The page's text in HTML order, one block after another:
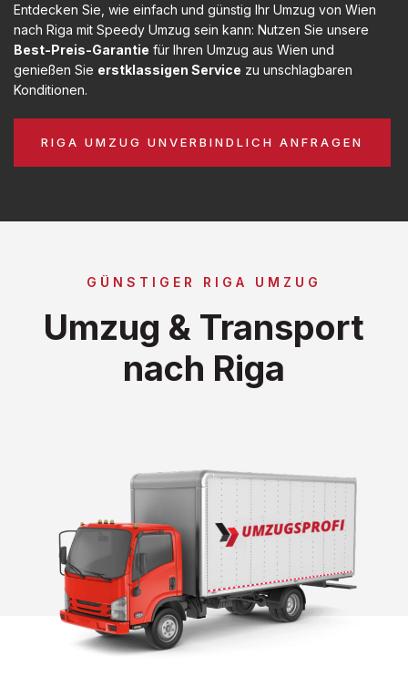
Entdecken Sie, wie einfach und günstig Ihr Umzug von Wien
nach Riga mit Speedy Umzug sein kann: Nutzen Sie unsere
Best-Preis-Garantie für Ihren Umzug aus Wien und
genießen Sie erstklassigen Service zu unschlagbaren
Konditionen.
RIGA UMZUG UNVERBINDLICH ANFRAGEN
GÜNSTIGER RIGA UMZUG
Umzug & Transport
nach Riga